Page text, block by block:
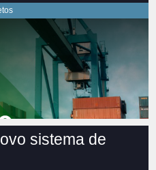
sistema de